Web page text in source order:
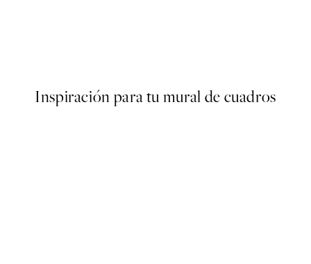
Inspiración para tu mural de cuadros